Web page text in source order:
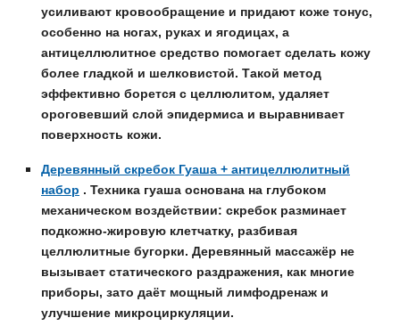
усиливают кровообращение и придают коже тонус,
особенно на ногах, руках и ягодицах, а
антицеллюлитное средство помогает сделать кожу
более гладкой и шелковистой. Такой метод
эффективно борется с целлюлитом, удаляет
ороговевший слой эпидермиса и выравнивает
поверхность кожи.
Деревянный скребок Гуаша + антицеллюлитный
набор . Техника гуаша основана на глубоком
механическом воздействии: скребок разминает
подкожно-жировую клетчатку, разбивая
целлюлитные бугорки. Деревянный массажёр не
вызывает статического раздражения, как многие
приборы, зато даёт мощный лимфодренаж и
улучшение микроциркуляции.